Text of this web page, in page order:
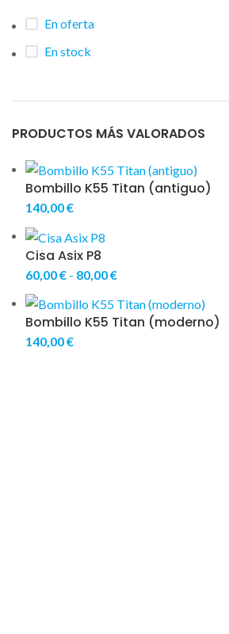
En oferta
En stock
PRODUCTOS MÁS VALORADOS
Bombillo K55 Titan (antiguo)
140,00€
Cisa Asix P8
60,00€ - 80,00€
Bombillo K55 Titan (moderno)
140,00€